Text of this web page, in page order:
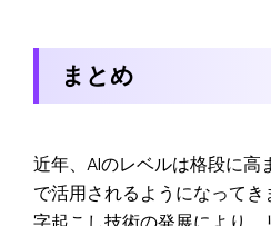
まとめ
近年、AIのレベルは格段に高
で活用されるようになって